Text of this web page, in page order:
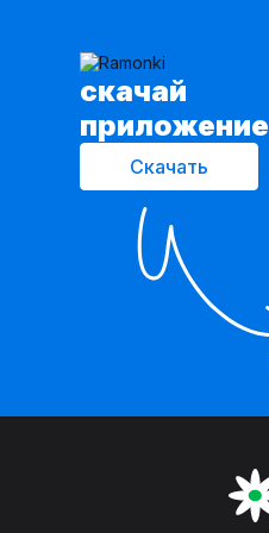
cкачай
приложение
Скачать